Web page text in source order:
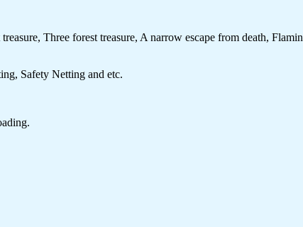
Three forest treasure, A narrow escape from death,
Safety Netting and etc.